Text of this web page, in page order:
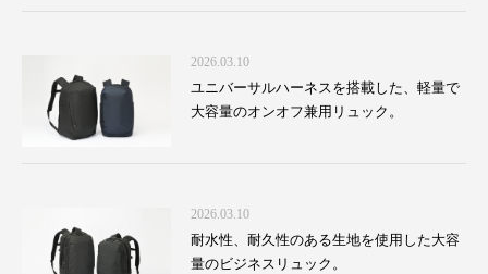
2026.03.10
ユニバーサルハーネスを搭載した、軽量で
大容量のオンオフ兼用リュック。
2026.03.10
耐水性、耐久性のある生地を使用した大容
量のビジネスリュック。